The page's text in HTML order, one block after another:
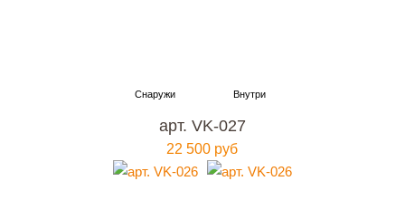
арт. VK-027
22 500 руб